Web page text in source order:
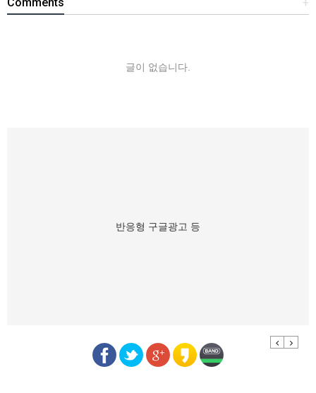
글이 없습니다.
반응형 구글광고 등
Previous
Next